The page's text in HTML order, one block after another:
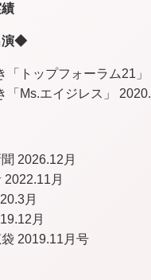
演◆
「トップフォーラム21」
「Ms.エイジレス」
2026.12月
2022.11月
月
月
2019.11月号